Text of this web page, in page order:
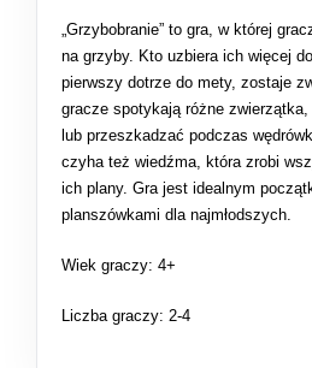
„Grzybobranie” to gra, w której
na grzyby. Kto uzbiera ich więcej
pierwszy dotrze do mety, zostaje
gracze spotykają różne
lub przeszkadzać podczas
czyha też wiedźma, która zrobi
ich plany. Gra jest idealnym
planszówkami dla najmłodszych.
Wiek graczy: 4+
Liczba graczy: 2-4